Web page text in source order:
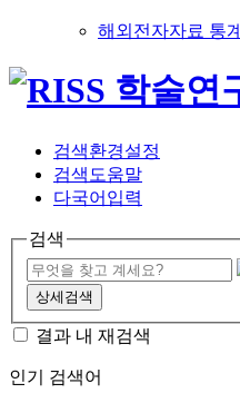
해외전자자료 통계
검색환경설정
검색도움말
다국어입력
검색
상세검색
결과 내 재검색
인기 검색어